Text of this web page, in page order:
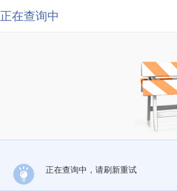
正在查询中
正在查询中，请刷新重试